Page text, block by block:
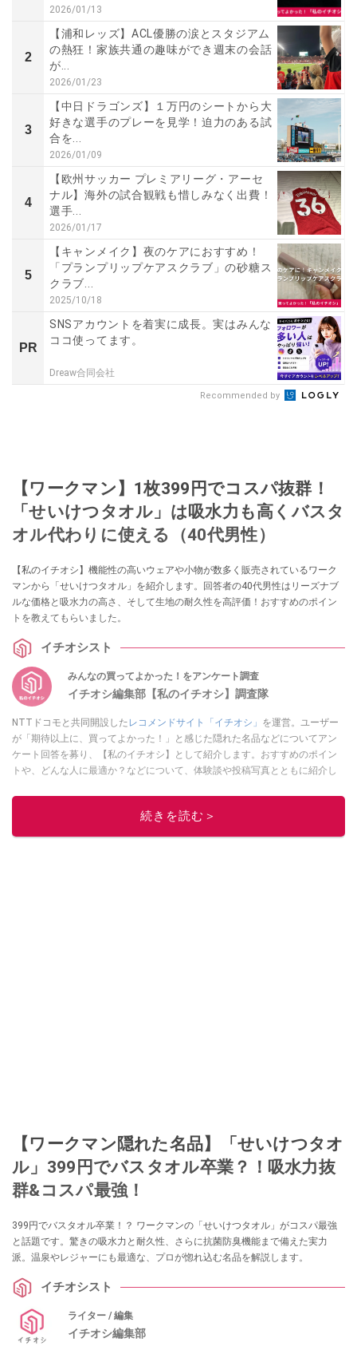
2026/01/13
2
【浦和レッズ】ACL優勝の涙とスタジアム
の熱狂！家族共通の趣味ができ週末の会話
が...
2026/01/23
3
【中日ドラゴンズ】１万円のシートから大
好きな選手のプレーを見学！迫力のある試
合を...
2026/01/09
4
【欧州サッカー プレミアリーグ・アーセ
ナル】海外の試合観戦も惜しみなく出費！
選手...
2026/01/17
5
【キャンメイク】夜のケアにおすすめ！
「プランプリップケアスクラブ」の砂糖ス
クラブ...
2025/10/18
PR
SNSアカウントを着実に成長。実はみんな
ココ使ってます。
Dreaw合同会社
Recommended by
【ワークマン】1枚399円でコスパ抜群！
「せいけつタオル」は吸水力も高くバスタ
オル代わりに使える（40代男性）
【私のイチオシ】機能性の高いウェアや小物が数多く販売されているワーク
マンから「せいけつタオル」を紹介します。回答者の40代男性はリーズナブ
ルな価格と吸水力の高さ、そして生地の耐久性を高評価！おすすめのポイン
トを教えてもらいました。
イチオシスト
みんなの買ってよかった！をアンケート調査
イチオシ編集部【私のイチオシ】調査隊
NTTドコモと共同開設した レコメンドサイト「イチオシ」 を運営。ユーザー
が「期待以上に、買ってよかった！」と感じた隠れた名品などについてアン
ケート回答を募り、【私のイチオシ】として紹介します。おすすめのポイン
トや、どんな人に最適か？などについて、体験談や投稿写真とともに紹介し
このイチオシストの他の記事を読む
続きを読む＞
【ワークマン隠れた名品】「せいけつタオ
ル」399円でバスタオル卒業？！吸水力抜
群&コスパ最強！
399円でバスタオル卒業！？ ワークマンの「せいけつタオル」がコスパ最強
と話題です。驚きの吸水力と耐久性、さらに抗菌防臭機能まで備えた実力
派。温泉やレジャーにも最適な、プロが惚れ込む名品を解説します。
イチオシスト
ライター / 編集
イチオシ編集部